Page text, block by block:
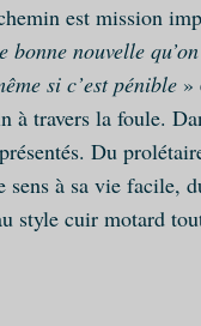
est mission
bonne nouvelle
si c’est pénible »
à travers la foule.
Du
sens à sa vie facile,
style cuir motard